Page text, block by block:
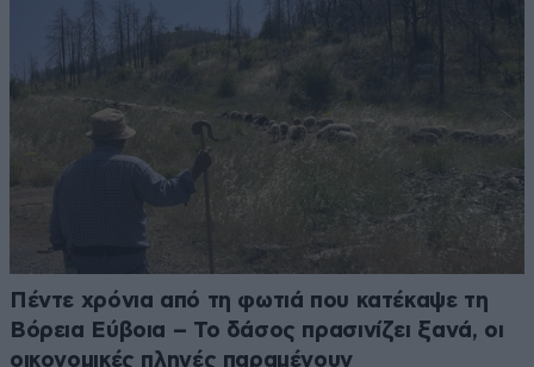
Πέντε χρόνια από τη φωτιά που κατέκαψε τη
Βόρεια Εύβοια – Το δάσος πρασινίζει ξανά, οι
οικονομικές πληγές παραμένουν